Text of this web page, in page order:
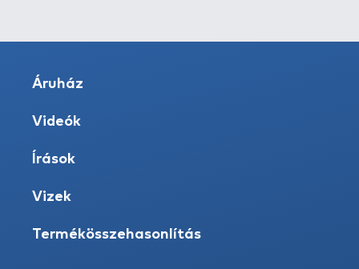
Áruház
Videók
Írások
Vizek
Termékösszehasonlítás